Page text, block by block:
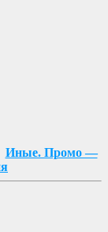
Иные. Промо —